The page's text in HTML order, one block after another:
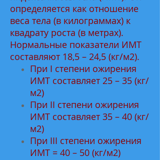
определяется как отношение
веса тела (в килограммах) к
квадрату роста (в метрах).
Нормальные показатели ИМТ
составляют 18,5 – 24,5 (кг/м2).
При I степени ожирения
ИМТ составляет 25 – 35 (кг/
м2)
При II степени ожирения
ИМТ составляет 35 – 40 (кг/
м2)
При III степени ожирения
ИМТ = 40 – 50 (кг/м2)